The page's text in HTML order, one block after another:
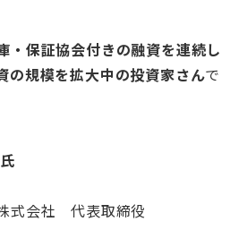
・保証協会付きの融資を連続し
の規模を拡大中の投資家さんで
式会社 代表取締役